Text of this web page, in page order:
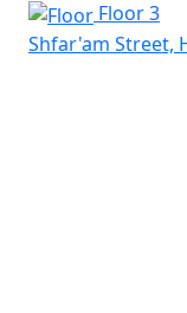
Floor 3
Shfar'am Street,